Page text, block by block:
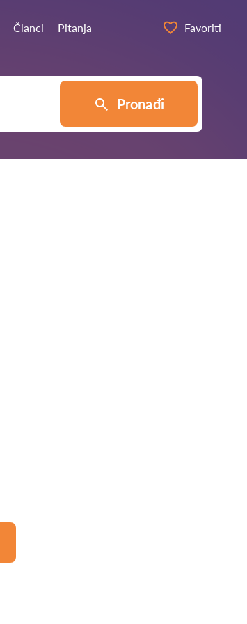
Članci Pitanja Favoriti
Pronađi